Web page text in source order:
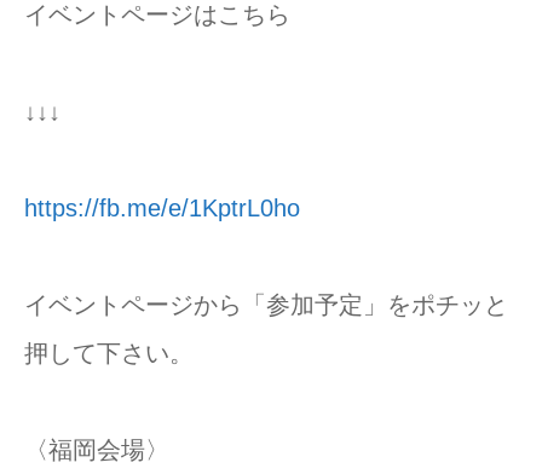
イベントページはこちら
↓↓↓
https://fb.me/e/1KptrL0ho
イベントページから「参加予定」をポチッと
押して下さい。
〈福岡会場〉